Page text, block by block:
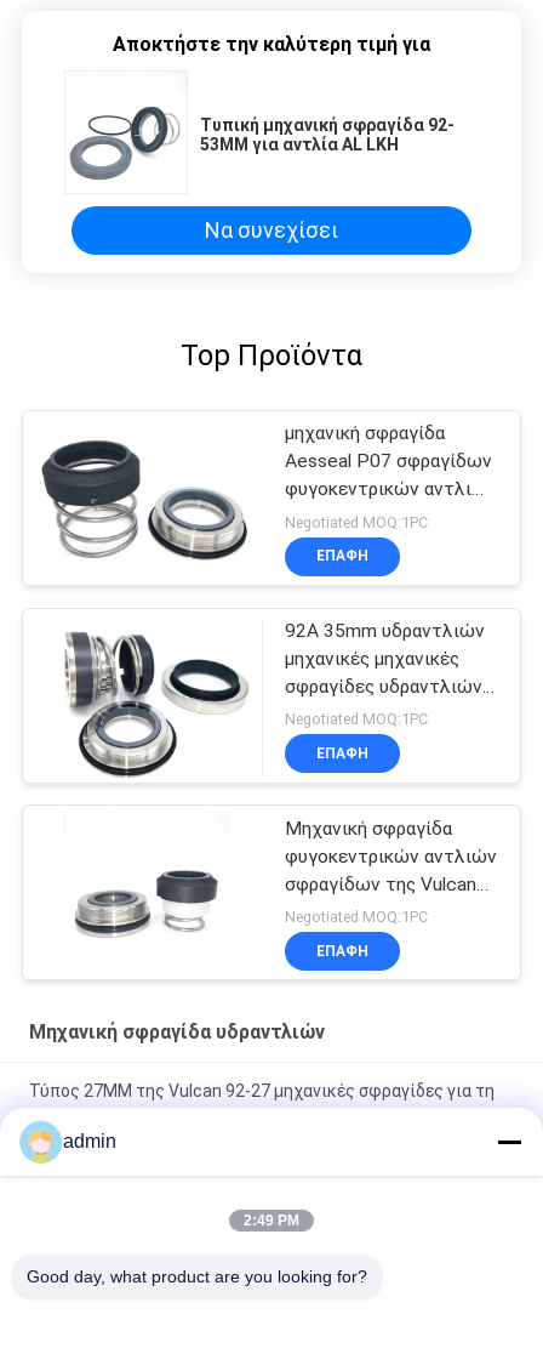
Αποκτήστε την καλύτερη τιμή για
Τυπική μηχανική σφραγίδα 92-
53MM για αντλία AL LKH
Να συνεχίσει
Top Προϊόντα
μηχανική σφραγίδα
Aesseal P07 σφραγίδων
φυγοκεντρικών αντλιών
9142mm
Negotiated MOQ:1PC
ΕΠΑΦΉ
92A 35mm υδραντλιών
μηχανικές μηχανικές
σφραγίδες υδραντλιών
προσώπου σφραγίδων
διπλές
Negotiated MOQ:1PC
ΕΠΑΦΉ
Μηχανική σφραγίδα
φυγοκεντρικών αντλιών
σφραγίδων της Vulcan
σφραγίδων υδραντλιών
9322MM
Negotiated MOQ:1PC
ΕΠΑΦΉ
Μηχανική σφραγίδα υδραντλιών
Τύπος 27MM της Vulcan 92-27 μηχανικές σφραγίδες για τη
σφραγίδα αντλιών σειράς LKH
Διπλό πρόσωπο 92 35MM περιστροφική μηχανική σφραγίδα
υδραντλιών διπλή μηχανική σφραγίδα
admin
2:49 PM
Good day, what product are you looking for?